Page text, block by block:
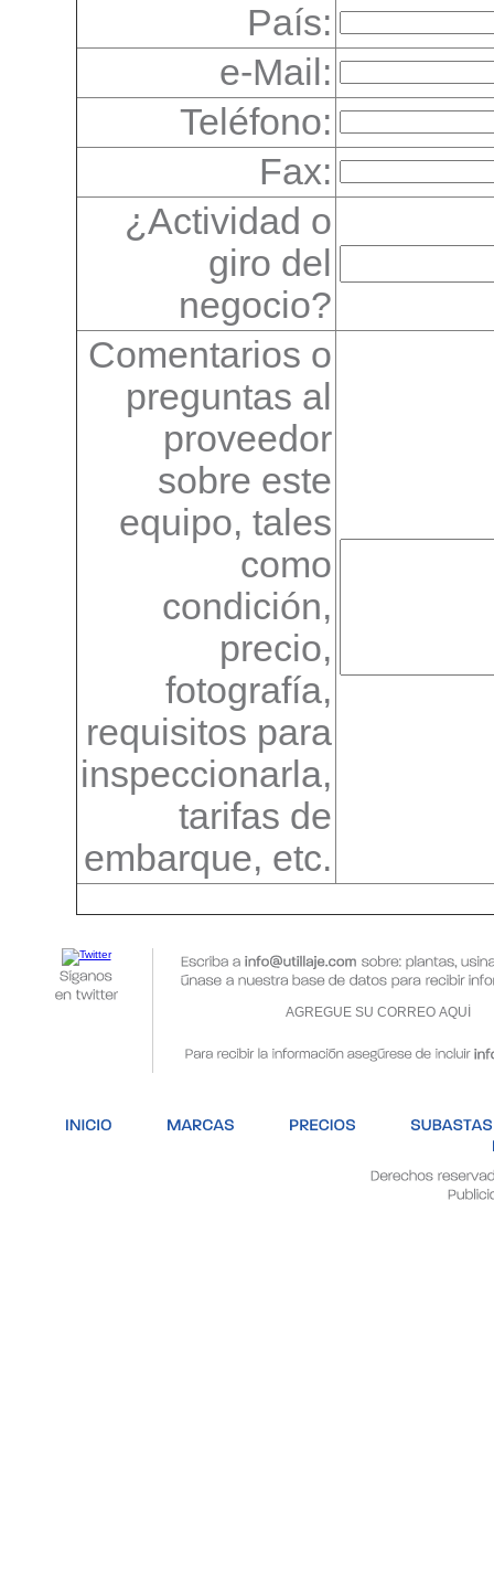
País:
e-Mail:
Teléfono:
Fax:
¿Actividad o
giro del
negocio?
Comentarios o
preguntas al
proveedor
sobre este
equipo, tales
como
condición,
precio,
fotografía,
requisitos para
inspeccionarla,
tarifas de
embarque, etc.